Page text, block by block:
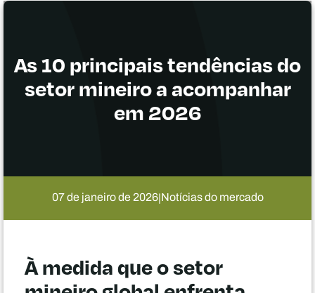
As 10 principais tendências do
setor mineiro a acompanhar
em 2026
07 de janeiro de 2026|Notícias do mercado
À medida que o setor